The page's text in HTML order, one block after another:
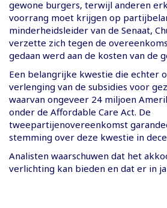
gewone burgers, terwijl anderen
voorrang moet krijgen op
minderheidsleider van de Senaat,
verzette zich tegen de
gedaan werd aan de kosten van de
Een belangrijke kwestie die echter
verlenging van de subsidies voor
waarvan ongeveer 24 miljoen
onder de Affordable Care Act. De
tweepartijenovereenkomst
stemming over deze kwestie in
Analisten waarschuwen dat het
verlichting kan bieden en dat er in